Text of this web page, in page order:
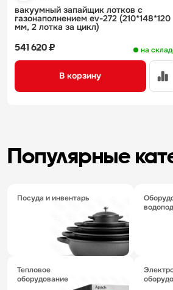
вакуумный запайщик лотков с
газонаполнением ev-272 (210*148*120
мм, 2 лотка за цикл)
на
541 620 ₽
В корзину
Популярные
посуда и инвентарь
оборудование для
тепловое
оборудование
электромеханическое